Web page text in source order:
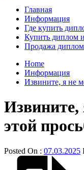
Главная
Информация
Где купить
Купить диплом
Продажа
Home
Информация
Извините, я не
Извините,
этой
Posted On : 07.03.2025